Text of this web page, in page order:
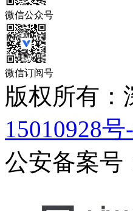
微信公众号
微信订阅号
版权所有
15010928号
公安备案号